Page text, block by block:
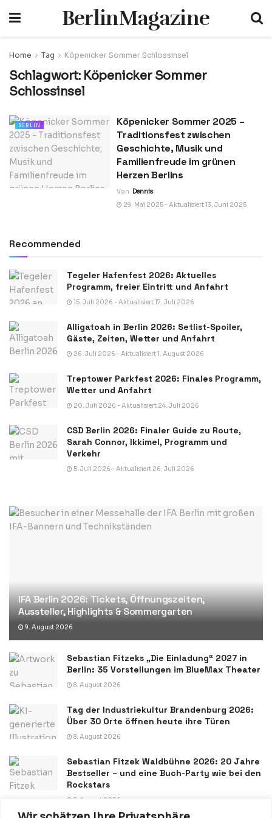
BerlinMagazine
Home Tag Köpenicker Sommer Schlossinsel
Schlagwort: Köpenicker Sommer
Schlossinsel
BERLIN
Köpenicker Sommer 2025 –
Traditionsfest zwischen
Geschichte, Musik und
Familienfreude im grünen
Herzen Berlins
Von Dennis
29. Mai 2025 - Aktualisiert 13. Juni 2025
Recommended
Tegeler Hafenfest 2026: Aktuelles
Programm, freier Eintritt und Anfahrt
15. Juli 2026 - Aktualisiert 17. Juli 2026
Alligatoah in Berlin 2026: Setlist-Spoiler,
Gäste, Zeiten, Wetter und Anfahrt
26. Juli 2026 - Aktualisiert 1. August 2026
Treptower Parkfest 2026: Finales Programm,
Wetter und Anfahrt
20. Juli 2026 - Aktualisiert 24. Juli 2026
CSD Berlin 2026: Finaler Guide zu Route,
Sarah Connor, Ikkimel, Programm und
Verkehr
5. Juli 2026 - Aktualisiert 26. Juli 2026
IFA Berlin 2026: Tickets, Öffnungszeiten,
Aussteller, Highlights & Sommergarten
9. August 2026
Sebastian Fitzeks „Die Einladung“ 2027 in
Berlin: 35 Vorstellungen im BlueMax Theater
8. August 2026
Tag der Industriekultur Brandenburg 2026:
Über 30 Orte öffnen heute ihre Türen
8. August 2026
Sebastian Fitzek Waldbühne 2026: 20 Jahre
Bestseller – und eine Buch-Party wie bei den
Rockstars
8. August 2026